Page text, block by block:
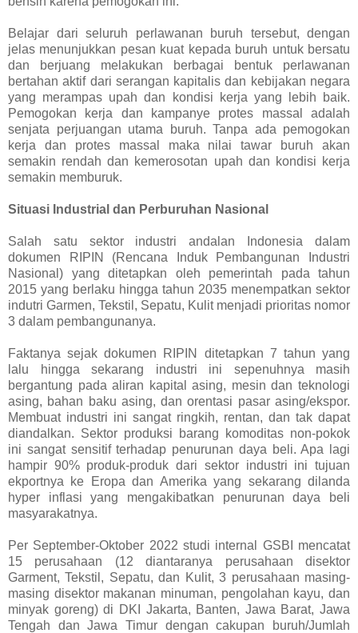
Belajar dari seluruh perlawanan buruh tersebut, dengan
jelas menunjukkan pesan kuat kepada buruh untuk bersatu
dan berjuang melakukan berbagai bentuk perlawanan
bertahan aktif dari serangan kapitalis dan kebijakan negara
yang merampas upah dan kondisi kerja yang lebih baik.
Pemogokan kerja dan kampanye protes massal adalah
senjata perjuangan utama buruh. Tanpa ada pemogokan
kerja dan protes massal maka nilai tawar buruh akan
semakin rendah dan kemerosotan upah dan kondisi kerja
semakin memburuk.
Situasi Industrial dan Perburuhan Nasional
Salah satu sektor industri andalan Indonesia dalam
dokumen RIPIN (Rencana Induk Pembangunan Industri
Nasional) yang ditetapkan oleh pemerintah pada tahun
2015 yang berlaku hingga tahun 2035 menempatkan sektor
indutri Garmen, Tekstil, Sepatu, Kulit menjadi prioritas nomor
3 dalam pembangunanya.
Faktanya sejak dokumen RIPIN ditetapkan 7 tahun yang
lalu hingga sekarang industri ini sepenuhnya masih
bergantung pada aliran kapital asing, mesin dan teknologi
asing, bahan baku asing, dan orentasi pasar asing/ekspor.
Membuat industri ini sangat ringkih, rentan, dan tak dapat
diandalkan. Sektor produksi barang komoditas non-pokok
ini sangat sensitif terhadap penurunan daya beli. Apa lagi
hampir 90% produk-produk dari sektor industri ini tujuan
ekportnya ke Eropa dan Amerika yang sekarang dilanda
hyper inflasi yang mengakibatkan penurunan daya beli
masyarakatnya.
Per September-Oktober 2022 studi internal GSBI mencatat
15 perusahaan (12 diantaranya perusahaan disektor
Garment, Tekstil, Sepatu, dan Kulit, 3 perusahaan masing-
masing disektor makanan minuman, pengolahan kayu, dan
minyak goreng) di DKI Jakarta, Banten, Jawa Barat, Jawa
Tengah dan Jawa Timur dengan cakupan buruh/Jumlah